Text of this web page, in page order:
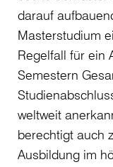
darauf
Masterstudium
Regelfall für ein
Semestern
weltweit
berechtigt auch
Ausbildung im